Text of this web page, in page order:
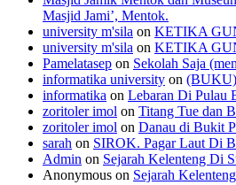
Masjid Jami’, Mentok.
university m'sila on KETIKA
university m'sila on KETIKA
Pamelatasep on Sekolah Saja
informatika university on (BUKU)
informatika on Lebaran Di Pulau
zoritoler imol on Titang Tue dan
zoritoler imol on Danau di Bukit
sarah on SIROK. Pagar Laut Di
Admin on Sejarah Kelenteng Di
Anonymous on Sejarah